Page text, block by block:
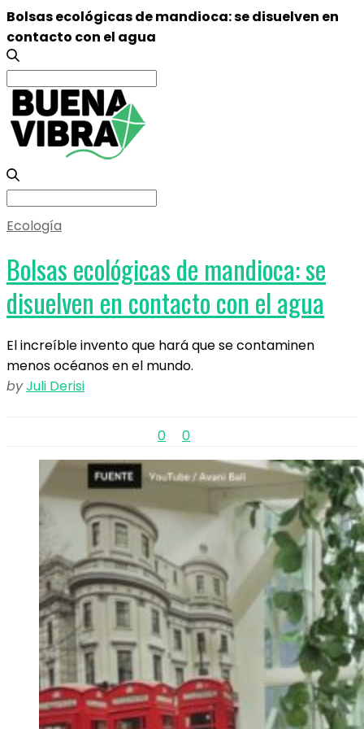
Bolsas ecológicas de mandioca: se disuelven en
contacto con el agua
Search
for:
Search
Ecología
Bolsas ecológicas de mandioca: se
disuelven en contacto con el agua
El increíble invento que hará que se contaminen
menos océanos en el mundo.
byJuli Derisi
0 0